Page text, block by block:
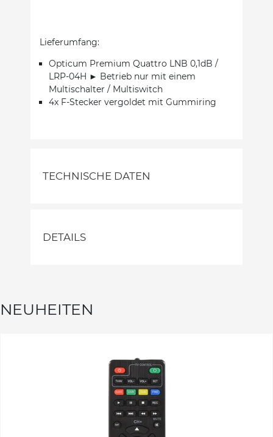
Lieferumfang:
Opticum Premium Quattro LNB 0,1dB /
LRP-04H ► Betrieb nur mit einem
Multischalter / Multiswitch
4x F-Stecker vergoldet mit Gummiring
TECHNISCHE DATEN
DETAILS
NEUHEITEN